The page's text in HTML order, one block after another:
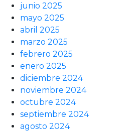
junio 2025
mayo 2025
abril 2025
marzo 2025
febrero 2025
enero 2025
diciembre 2024
noviembre 2024
octubre 2024
septiembre 2024
agosto 2024